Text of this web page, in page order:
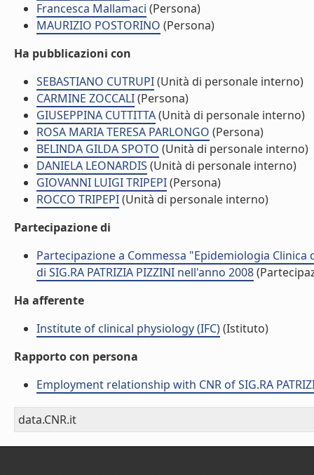
Francesca Mallamaci (Persona)
MAURIZIO POSTORINO (Persona)
Ha pubblicazioni con
SEBASTIANO CUTRUPI(Unità di personale interno)
CARMINE ZOCCALI(Persona)
GIUSEPPINA CUTTITTA(Unità di personale interno)
ROSA MARIA TERESA PARLONGO (Persona)
BELINDA GILDA SPOTO (Unità di personale interno)
DANIELA LEONARDIS (Unità di personale interno)
GIOVANNI LUIGI TRIPEPI(Persona)
ROCCO TRIPEPI(Unità di personale interno)
Partecipazione di
Partecipazione a Commessa "Epidemiologia
di SIG.RA PATRIZIA PIZZINI nell'anno 2008
Ha afferente
Institute of clinical physiology (IFC)(Istituto)
Rapporto con persona
Employment relationship with CNR of SIG.RA
data.CNR.it